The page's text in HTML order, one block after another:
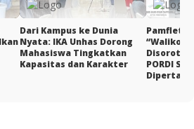
Dari Kampus ke Dunia
Nyata: IKA Unhas Dorong
Mahasiswa Tingkatkan
Kapasitas dan Karakter
Pamflet
“Walikota
Disorot,
PORDI